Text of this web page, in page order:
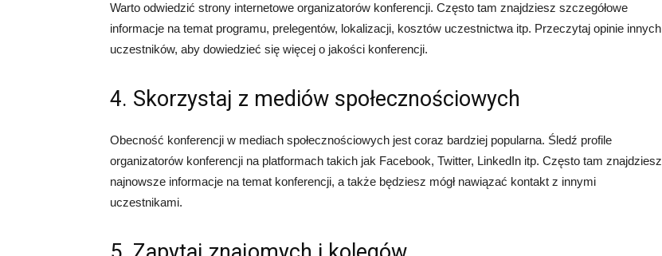
Warto odwiedzić strony internetowe organizatorów konferencji. Często tam znajdziesz szczegółowe
informacje na temat programu, prelegentów, lokalizacji, kosztów uczestnictwa itp. Przeczytaj opinie innych
uczestników, aby dowiedzieć się więcej o jakości konferencji.
4. Skorzystaj z mediów społecznościowych
Obecność konferencji w mediach społecznościowych jest coraz bardziej popularna. Śledź profile
organizatorów konferencji na platformach takich jak Facebook, Twitter, LinkedIn itp. Często tam znajdziesz
najnowsze informacje na temat konferencji, a także będziesz mógł nawiązać kontakt z innymi
uczestnikami.